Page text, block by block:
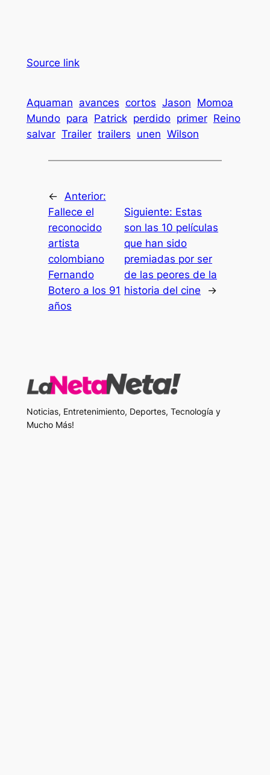
Source link
Aquaman avances cortos Jason Momoa
Mundo para Patrick perdido primer Reino
salvar Trailer trailers unen Wilson
← Anterior:
Fallece el
reconocido
artista
colombiano
Fernando
Botero a los 91
años
Siguiente: Estas
son las 10 películas
que han sido
premiadas por ser
de las peores de la
historia del cine
→
Noticias, Entretenimiento, Deportes, Tecnología y
Mucho Más!